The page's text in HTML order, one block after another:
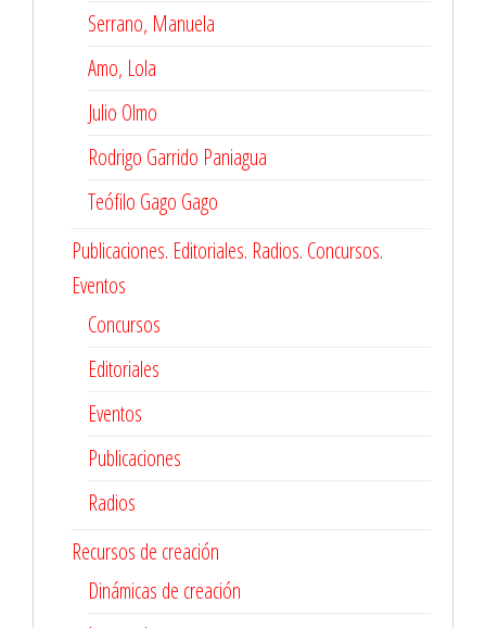
Serrano, Manuela
Amo, Lola
Julio Olmo
Rodrigo Garrido Paniagua
Teófilo Gago Gago
Publicaciones. Editoriales. Radios. Concursos.
Eventos
Concursos
Editoriales
Eventos
Publicaciones
Radios
Recursos de creación
Dinámicas de creación